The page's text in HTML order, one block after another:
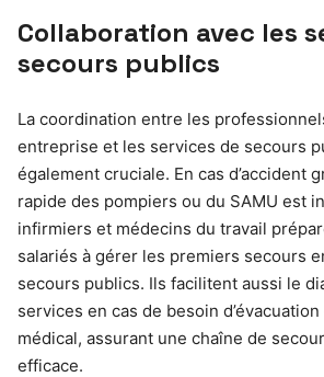
Collaboration avec les
secours publics
La coordination entre les
entreprise et les services de secours
également cruciale. En cas d’accident
rapide des pompiers ou du SAMU est
infirmiers et médecins du travail
salariés à gérer les premiers secours
secours publics. Ils facilitent aussi le
services en cas de besoin
médical, assurant une chaîne de
efficace.